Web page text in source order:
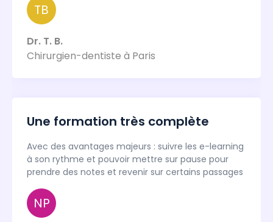
TB
Dr. T. B.
Chirurgien-dentiste à Paris
Une formation très complète
Avec des avantages majeurs : suivre les e-learning
à son rythme et pouvoir mettre sur pause pour
prendre des notes et revenir sur certains passages
NP